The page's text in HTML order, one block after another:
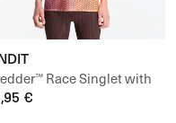
Race Singlet with
€